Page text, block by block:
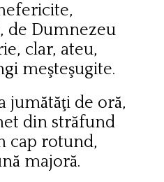
de Dumnezeu
clar, ateu,
meşteşugite.
jumătăţi de oră,
din străfund
cap rotund,
majoră.